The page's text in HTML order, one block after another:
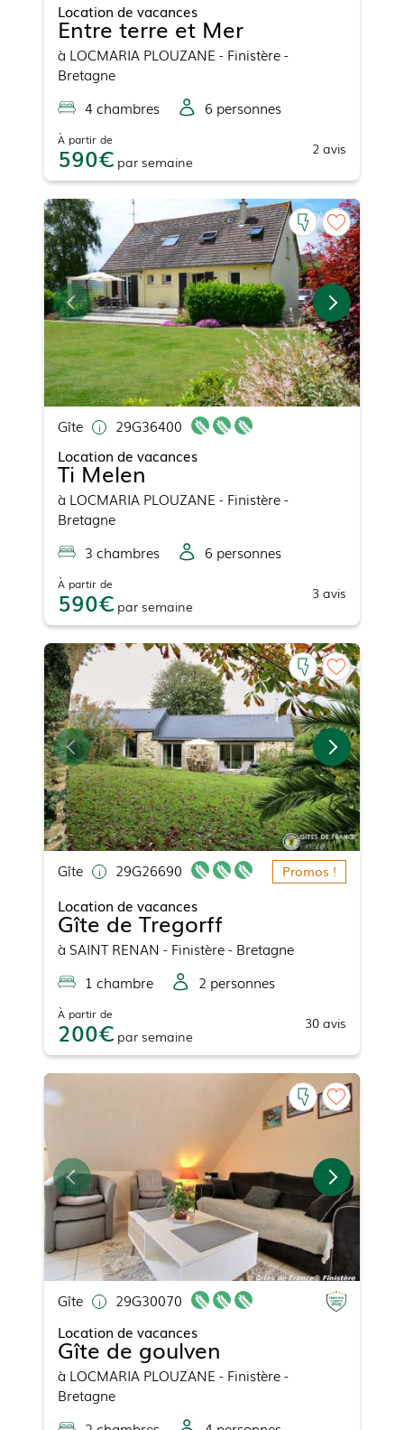
Location de vacances
Entre terre et Mer
à LOCMARIA PLOUZANE - Finistère -
Bretagne
4chambres 6 personnes
À partir de
590 par semaine
2 avis
Gîte
29G36400
Location de vacances
Ti Melen
à LOCMARIA PLOUZANE - Finistère -
Bretagne
3 chambres 6 personnes
À partir de
590 par semaine
3 avis
Gîte 29G26690 Promos !
Location de vacances
Gîte de Tregorff
à SAINT RENAN - Finistère - Bretagne
1 chambre 2 personnes
À partir de
200 par semaine
30 avis
Gîte
29G30070
Location de vacances
Gîte de goulven
à LOCMARIA PLOUZANE - Finistère -
Bretagne